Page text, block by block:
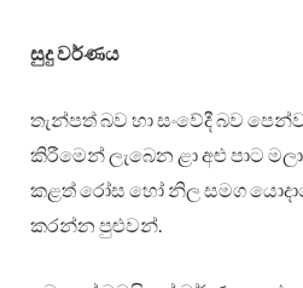
සුදු වර්ණය
තැන්පත් බව හා සංවේදී බව
කිරීමෙන් ලැබෙන ළා අළු පාට
කළත් රෝස හෝ නිල සමග
කරන්න පුළුවන්.